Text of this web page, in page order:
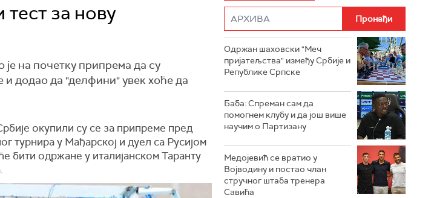
за нову
на почетку припрема да су
и додао да "делфини" увек хоће да
окупили су се за припреме пред
турнира у Мађарској и дуел са Русијом
бити одржане у италијанском Таранту
Одржан шаховски "Меч
пријатељства" између Србије и
Републике Српске
Баба: Спреман сам да
помогнем клубу и да још више
научим о Партизану
Медојевић се вратио у
Војводину и постао члан
стручног штаба тренера
Савића